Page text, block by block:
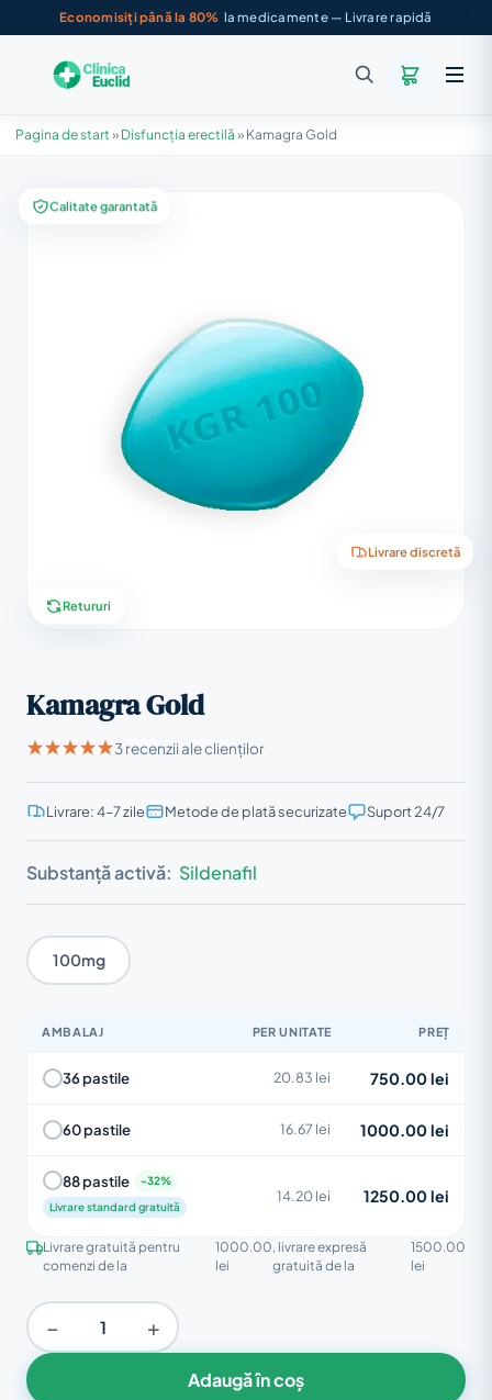
Economisiți până la 80% la medicamente — Livrare rapidă
Pagina de start » Disfuncția erectilă » Kamagra Gold
Calitate garantată
Livrare discretă
Retururi
Kamagra Gold
3 recenzii ale clienților
Livrare: 4–7 zile Metode de plată securizate Suport 24/7
Substanță activă: Sildenafil
100mg
AMBALAJ PER UNITATE PREȚ
36 pastile 20.83 lei 750.00 lei
60 pastile 16.67 lei 1000.00 lei
88 pastile
Livrare standard gratuită
14.20 lei 1250.00 lei
Livrare gratuită pentru
comenzi de la
1000.00
lei
, livrare expresă
gratuită de la
1500.00
lei
− +
Adaugă în coș